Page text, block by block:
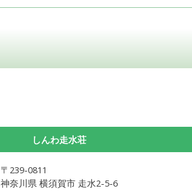
しんわ走水荘
〒239-0811
神奈川県 横須賀市 走水2-5-6